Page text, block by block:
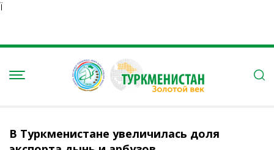
Ï
В Туркменистане увеличилась доля